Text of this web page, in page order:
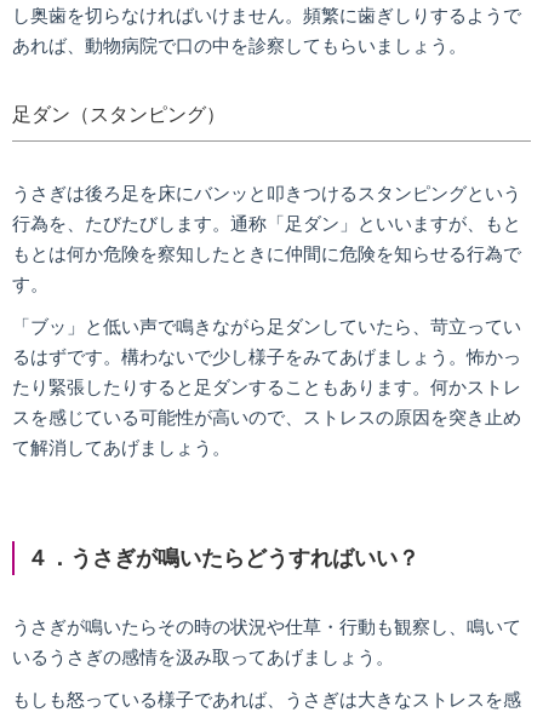
し奥歯を切らなければいけません。頻繁に歯ぎしりするようで
あれば、動物病院で口の中を診察してもらいましょう。
足ダン（スタンピング）
うさぎは後ろ足を床にバンッと叩きつけるスタンピングという
行為を、たびたびします。通称「足ダン」といいますが、もと
もとは何か危険を察知したときに仲間に危険を知らせる行為で
す。
「ブッ」と低い声で鳴きながら足ダンしていたら、苛立ってい
るはずです。構わないで少し様子をみてあげましょう。怖かっ
たり緊張したりすると足ダンすることもあります。何かストレ
スを感じている可能性が高いので、ストレスの原因を突き止め
て解消してあげましょう。
４．うさぎが鳴いたらどうすればいい？
うさぎが鳴いたらその時の状況や仕草・行動も観察し、鳴いて
いるうさぎの感情を汲み取ってあげましょう。
もしも怒っている様子であれば、うさぎは大きなストレスを感